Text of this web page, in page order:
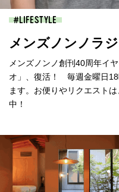
LIFESTYLE
メンズノンノラ
メンズノンノ創刊40周年イ
オ」、復活！ 毎週金曜日18
ます。お便りやリクエスト
中！